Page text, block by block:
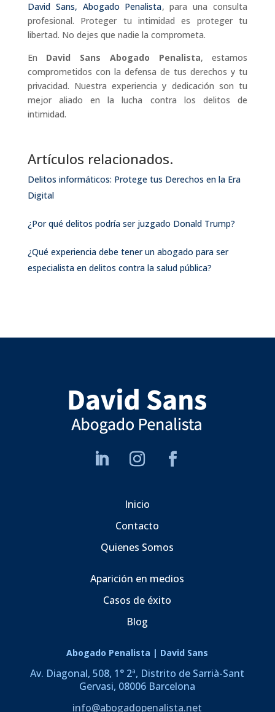
David Sans, Abogado Penalista, para una consulta
profesional. Proteger tu intimidad es proteger tu
libertad. No dejes que nadie la comprometa.
En David Sans Abogado Penalista, estamos
comprometidos con la defensa de tus derechos y tu
privacidad. Nuestra experiencia y dedicación son tu
mejor aliado en la lucha contra los delitos de
intimidad.
Artículos relacionados.
Delitos informáticos: Protege tus Derechos en la Era
Digital
¿Por qué delitos podría ser juzgado Donald Trump?
¿Qué experiencia debe tener un abogado para ser
especialista en delitos contra la salud pública?
Inicio
Contacto
Quienes Somos
Aparición en medios
Casos de éxito
Blog
Abogado Penalista | David Sans
Av. Diagonal, 508, 1° 2ª, Distrito de Sarrià-Sant
Gervasi, 08006 Barcelona
info@abogadopenalista.net